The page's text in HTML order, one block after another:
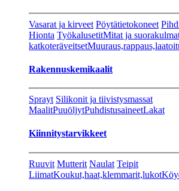
Vasarat ja kirveet Pöytätietokoneet
Hionta TyökalusetitMitat ja
katkoteräveitset
Rakennuskemikaalit
Sprayt Silikonit ja tiivistysmassat
MaalitPuuöljytPuhdistusaineetLakat
Kiinnitystarvikkeet
Ruuvit Mutterit Naulat Teipit
LiimatKoukut,haat,klemmarit,lukot